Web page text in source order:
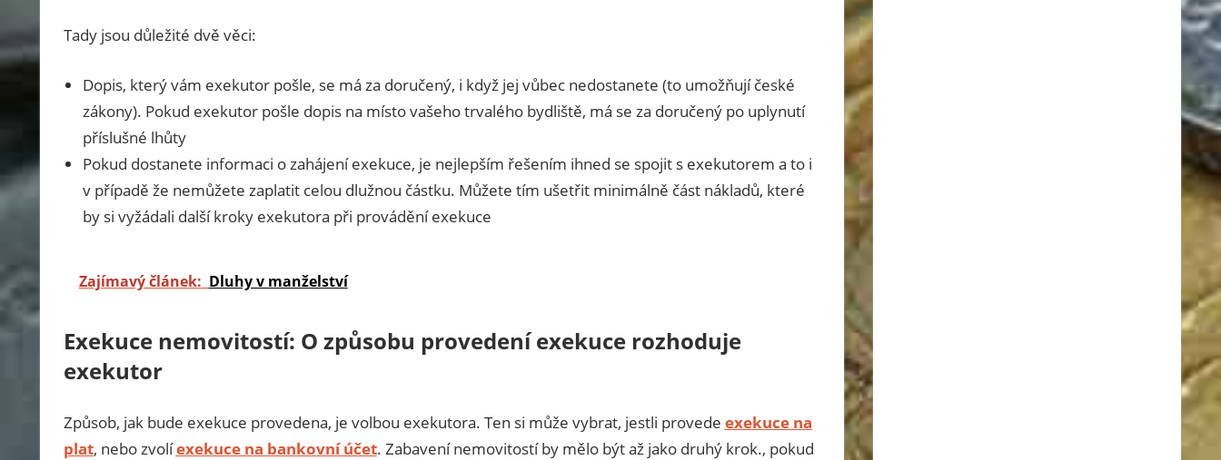
Tady jsou důležité dvě věci:
Dopis, který vám exekutor pošle, se má za doručený, i když jej vůbec nedostanete (to umožňují české
zákony). Pokud exekutor pošle dopis na místo vašeho trvalého bydliště, má se za doručený po uplynutí
příslušné lhůty
Pokud dostanete informaci o zahájení exekuce, je nejlepším řešením ihned se spojit s exekutorem a to i
v případě že nemůžete zaplatit celou dlužnou částku. Můžete tím ušetřit minimálně část nákladů, které
by si vyžádali další kroky exekutora při provádění exekuce
Zajímavý článek: Dluhy v manželství
Exekuce nemovitostí: O způsobu provedení exekuce rozhoduje
exekutor
Způsob, jak bude exekuce provedena, je volbou exekutora. Ten si může vybrat, jestli provede exekuce na
plat, nebo zvolíexekuce na bankovní účet. Zabavení nemovitostí by mělo být až jako druhý krok., pokud